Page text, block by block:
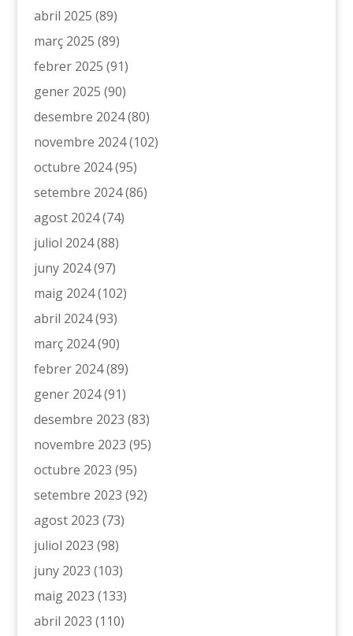
abril 2025 (89)
març 2025 (89)
febrer 2025 (91)
gener 2025 (90)
desembre 2024(80)
novembre 2024(102)
octubre 2024(95)
setembre 2024(86)
agost 2024(74)
juliol 2024(88)
juny 2024(97)
maig 2024(102)
abril 2024(93)
març 2024(90)
febrer 2024(89)
gener 2024(91)
desembre 2023 (83)
novembre 2023 (95)
octubre 2023 (95)
setembre 2023 (92)
agost 2023 (73)
juliol 2023 (98)
juny 2023 (103)
maig 2023 (133)
abril 2023 (110)